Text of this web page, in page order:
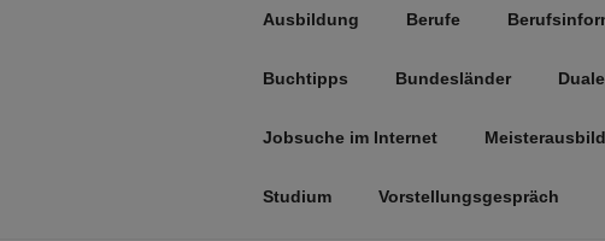
Ausbildung Berufe
Buchtipps Bundesländer
Jobsuche im Internet
Studium Vorstellungsgespräch